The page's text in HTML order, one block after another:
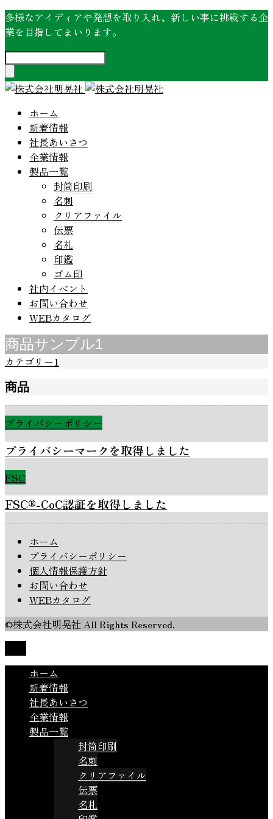
多様なアイディアや発想を取り入れ、新しい事に挑戦する企
業を目指してまいります。
ホーム
新着情報
社長あいさつ
企業情報
製品一覧
封筒印刷
名刺
クリアファイル
伝票
名札
印鑑
ゴム印
社内イベント
お問い合わせ
WEBカタログ
商品サンプル1
カテゴリー1
商品
プライバシーポリシー
プライバシーマークを取得しました
FSC
FSC®-CoC認証を取得しました
ホーム
プライバシーポリシー
個人情報保護方針
お問い合わせ
WEBカタログ
©株式会社明晃社 All Rights Reserved.
ホーム
新着情報
社長あいさつ
企業情報
製品一覧
封筒印刷
名刺
クリアファイル
伝票
名札